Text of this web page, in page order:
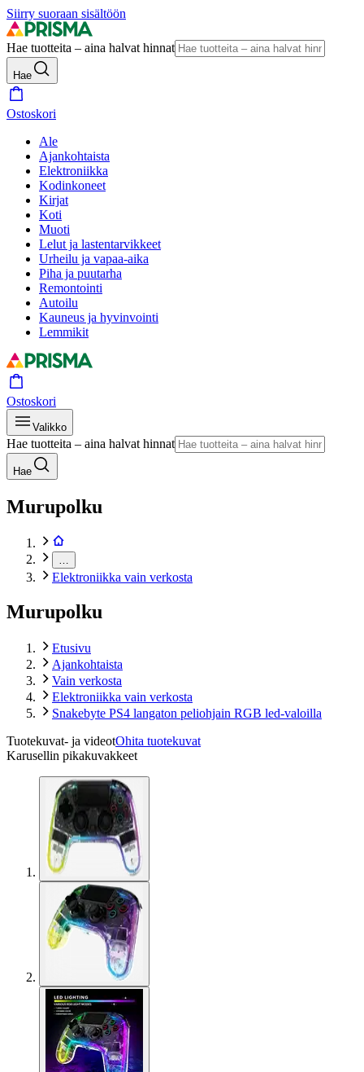
Siirry suoraan sisältöön
Hae tuotteita – aina halvat hinnat
Hae
Ostoskori
Ale
Ajankohtaista
Elektroniikka
Kodinkoneet
Kirjat
Koti
Muoti
Lelut ja lastentarvikkeet
Urheilu ja vapaa-aika
Piha ja puutarha
Remontointi
Autoilu
Kauneus ja hyvinvointi
Lemmikit
Ostoskori
Valikko
Hae tuotteita – aina halvat hinnat
Hae
Murupolku
Elektroniikka vain verkosta
Murupolku
Etusivu
Ajankohtaista
Vain verkosta
Elektroniikka vain verkosta
Snakebyte PS4 langaton peliohjain RGB led-valoilla
Tuotekuvat- ja videotOhita tuotekuvat
Karusellin pikakuvakkeet